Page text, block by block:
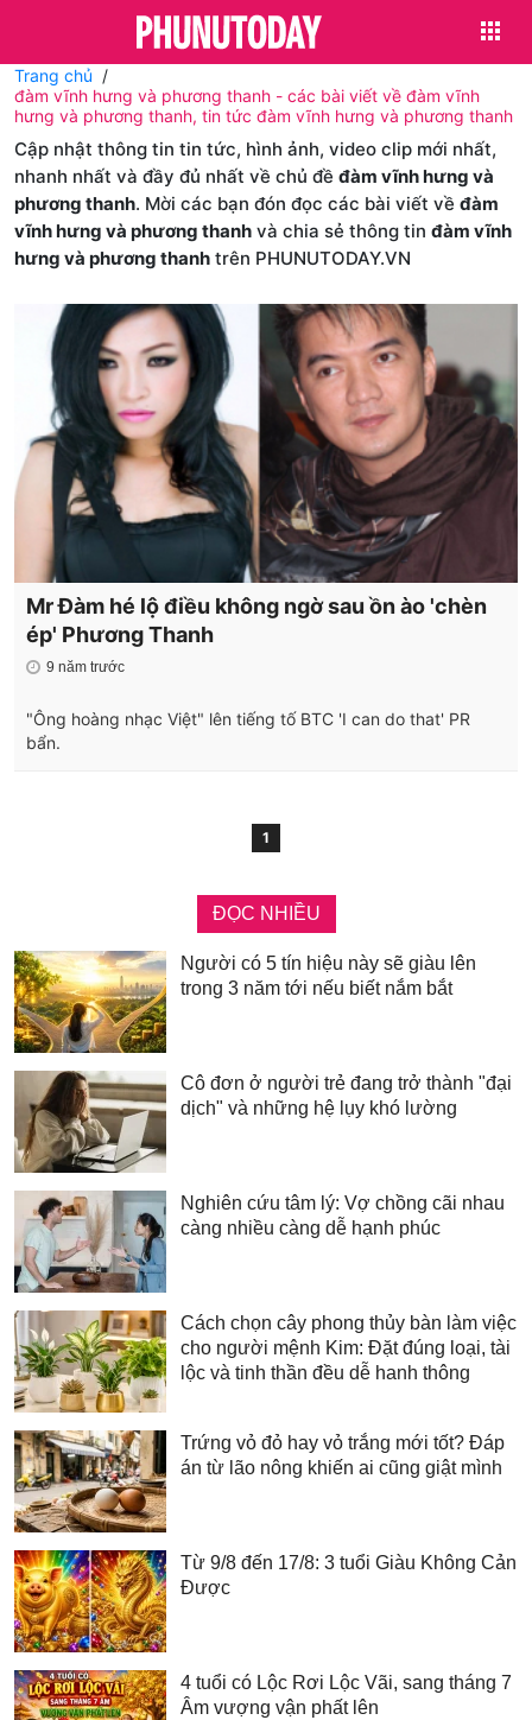
Trang chủ
đàm vĩnh hưng và phương thanh - các bài viết về đàm vĩnh
hưng và phương thanh, tin tức đàm vĩnh hưng và phương thanh
Cập nhật thông tin tin tức, hình ảnh, video clip mới nhất,
nhanh nhất và đầy đủ nhất về chủ đề đàm vĩnh hưng và
phương thanh. Mời các bạn đón đọc các bài viết về đàm
vĩnh hưng và phương thanh và chia sẻ thông tin đàm vĩnh
hưng và phương thanh trên PHUNUTODAY.VN
Mr Đàm hé lộ điều không ngờ sau ồn ào 'chèn
ép' Phương Thanh
9 năm trước
"Ông hoàng nhạc Việt" lên tiếng tố BTC 'I can do that' PR
bẩn.
1
ĐỌC NHIỀU
Người có 5 tín hiệu này sẽ giàu lên
trong 3 năm tới nếu biết nắm bắt
Cô đơn ở người trẻ đang trở thành "đại
dịch" và những hệ lụy khó lường
Nghiên cứu tâm lý: Vợ chồng cãi nhau
càng nhiều càng dễ hạnh phúc
Cách chọn cây phong thủy bàn làm việc
cho người mệnh Kim: Đặt đúng loại, tài
lộc và tinh thần đều dễ hanh thông
Trứng vỏ đỏ hay vỏ trắng mới tốt? Đáp
án từ lão nông khiến ai cũng giật mình
Từ 9/8 đến 17/8: 3 tuổi Giàu Không Cản
Được
4 tuổi có Lộc Rơi Lộc Vãi, sang tháng 7
Âm vượng vận phất lên